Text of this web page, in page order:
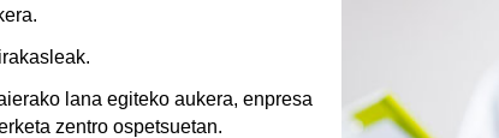
lana egiteko aukera, enpresa
zentro ospetsuetan.